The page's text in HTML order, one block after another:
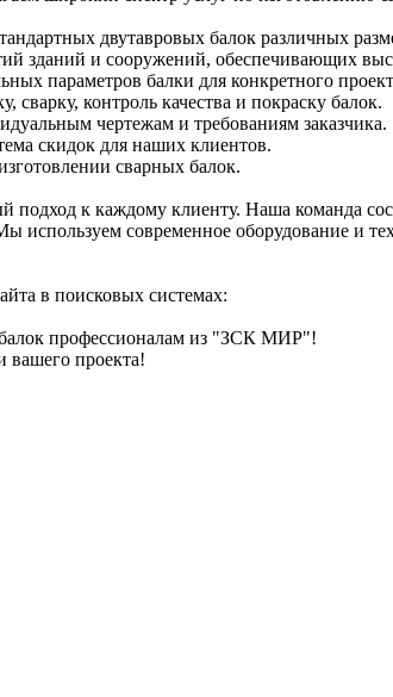
двутавровых балок различных
зданий и сооружений, обеспечивающих
параметров балки для конкретного
контроль качества и покраску балок.
чертежам и требованиям заказчика.
скидок для наших клиентов.
сварных балок.
подход к каждому клиенту. Наша команда
современное оборудование и
в поисковых системах:
балок профессионалам из "ЗСК МИР"!
вашего проекта!